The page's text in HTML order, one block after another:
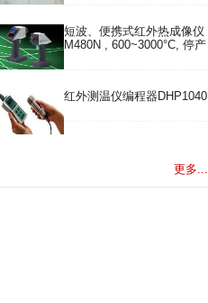
短波、便携式红外热成像仪
M480N , 600~3000°C, 停产
红外测温仪编程器DHP1040
更多...